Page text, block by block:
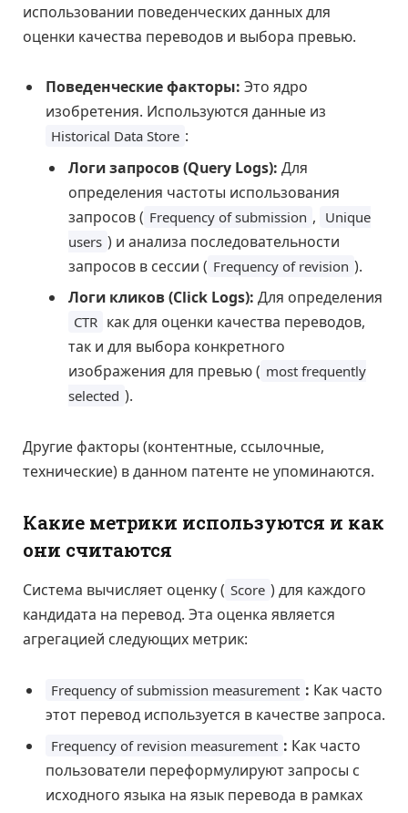
использовании поведенческих данных для
оценки качества переводов и выбора превью.
Поведенческие факторы: Это ядро
изобретения. Используются данные из
Historical Data Store :
Логи запросов (Query Logs): Для
определения частоты использования
запросов ( Frequency of submission , Unique
users ) и анализа последовательности
запросов в сессии ( Frequency of revision ).
Логи кликов (Click Logs): Для определения
CTR как для оценки качества переводов,
так и для выбора конкретного
изображения для превью ( most frequently
selected ).
Другие факторы (контентные, ссылочные,
технические) в данном патенте не упоминаются.
Какие метрики используются и как
они считаются
Система вычисляет оценку ( Score ) для каждого
кандидата на перевод. Эта оценка является
агрегацией следующих метрик:
Frequency of submission measurement : Как часто
этот перевод используется в качестве запроса.
Frequency of revision measurement : Как часто
пользователи переформулируют запросы с
исходного языка на язык перевода в рамках